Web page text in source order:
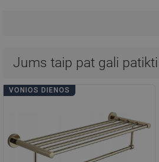
Jums taip pat gali patikti
VONIOS DIENOS